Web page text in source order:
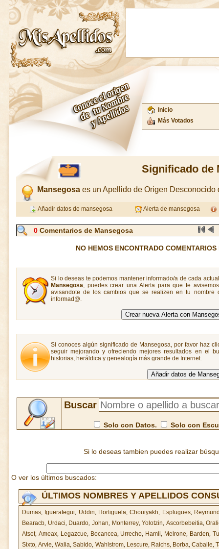
Inicio
Más Votados
Significado de
Mansegosa es un Apellido de Origen Desconocido
Añadir datos de mansegosa Alerta de mansegosa
0 Comentarios de Mansegosa
NO HEMOS ENCONTRADO
Si lo deseas te podemos mantener informado/a de cada
Mansegosa, puedes crear una Alerta para que te
avisandote de los cambios que se realizen en tu
informad@.
Si conoces algún significado de Mansegosa, por favor haz
seguir mejorando y ofreciendo mejores resultados en el
historias, heráldica y genealogía más grande de Internet.
Buscar
Solo con Datos. Solo con
Si lo deseas tambien puedes realizar
O ver los últimos buscados:
ÚLTIMOS NOMBRES Y APELLIDOS
Dumas, Iguerategui, Uddin, Hortiguela,Chouiyakh, Esplugues,
Bearacb, Urdaci, Duardo, Johan, Monterrey,Yolotzin, Ascorbebeitia,
Atset, Ameax, Legazcue, Bocancea, Urrecho, Hamli, Melrone, Barden,
Sixto,Arvie,Walia,Sabido, Wahlstrom, Lescure, Raichs, Borba,Caballe,